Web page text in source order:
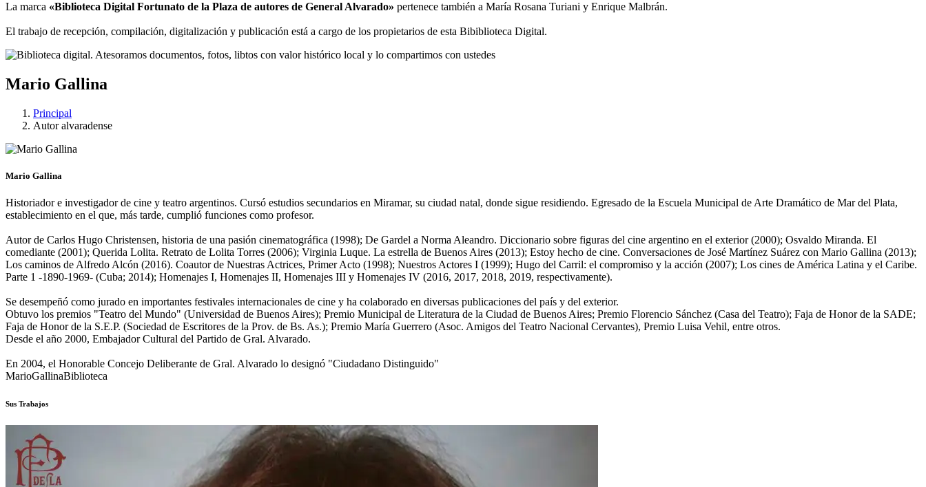
La marca «Biblioteca Digital Fortunato de la Plaza de autores de General Alvarado» pertenece también a María Rosana Turiani y Enrique Malbrán.
El trabajo de recepción, compilación, digitalización y publicación está a cargo de los propietarios de esta Bibiblioteca Digital.
Mario Gallina
Principal
Autor alvaradense
Mario Gallina
Historiador e investigador de cine y teatro argentinos. Cursó estudios secundarios en Miramar, su ciudad natal, donde sigue residiendo. Egresado de la Escuela Municipal de Arte Dramático de Mar del Plata,
establecimiento en el que, más tarde, cumplió funciones como profesor.
Autor de Carlos Hugo Christensen, historia de una pasión cinematográfica (1998); De Gardel a Norma Aleandro. Diccionario sobre figuras del cine argentino en el exterior (2000); Osvaldo Miranda. El
comediante (2001); Querida Lolita. Retrato de Lolita Torres (2006); Virginia Luque. La estrella de Buenos Aires (2013); Estoy hecho de cine. Conversaciones de José Martínez Suárez con Mario Gallina (2013);
Los caminos de Alfredo Alcón (2016). Coautor de Nuestras Actrices, Primer Acto (1998); Nuestros Actores I (1999); Hugo del Carril: el compromiso y la acción (2007); Los cines de América Latina y el Caribe.
Parte 1 -1890-1969- (Cuba; 2014); Homenajes I, Homenajes II, Homenajes III y Homenajes IV (2016, 2017, 2018, 2019, respectivamente).
Se desempeñó como jurado en importantes festivales internacionales de cine y ha colaborado en diversas publicaciones del país y del exterior.
Obtuvo los premios "Teatro del Mundo" (Universidad de Buenos Aires); Premio Municipal de Literatura de la Ciudad de Buenos Aires; Premio Florencio Sánchez (Casa del Teatro); Faja de Honor de la SADE;
Faja de Honor de la S.E.P. (Sociedad de Escritores de la Prov. de Bs. As.); Premio María Guerrero (Asoc. Amigos del Teatro Nacional Cervantes), Premio Luisa Vehil, entre otros.
Desde el año 2000, Embajador Cultural del Partido de Gral. Alvarado.
En 2004, el Honorable Concejo Deliberante de Gral. Alvarado lo designó "Ciudadano Distinguido"
MarioGallinaBiblioteca
Sus Trabajos